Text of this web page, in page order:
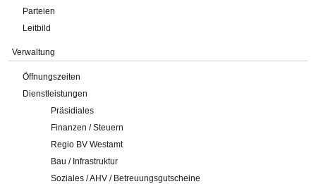
Parteien
Leitbild
Verwaltung
Öffnungszeiten
Dienstleistungen
Präsidiales
Finanzen / Steuern
Regio BV Westamt
Bau / Infrastruktur
Soziales / AHV / Betreuungsgutscheine